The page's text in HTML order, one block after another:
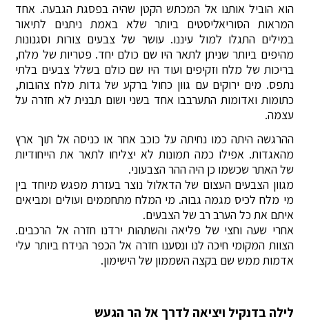
הוא הוביל אותנו אל המכתש הקטן שהיה בפסגת הגבעה. אחד
המראות הסוריאליסטים ביותר שלא באמת ניתנים לתיאור
במילים התגלו למול עיננו. עושר של צבעים צורות וסגנונות
מהיפים ביותר שניתן לתאר היו שם כולם יחד. פטריות של מלח,
בריכות של מלח וזקיפים ועוד היו שם כולם בשלל צבעים בלתי
נתפס. מים ירוקים עם גוון כחול ברקע של גדות מלח צהובות,
כתומות ואדומות התערבבו אחד בשני ושום תבנית לא חזרה על
עצמה.
ההרגשה היתה כמו נחיתה על כוכב אחר או כניסה אל תוך ארץ
מהאגדות. אפילו כמה תמונות לא יצליחו לתאר את הייחודיות
של האתר שכשמו כן היה ההר הצבעוני.
מגוון הצבעים העצום של הדאלול נוצר בעזרת מפגש מיוחד בין
מי מלח לכיס מגמה גבוה. מי המלח מתחממים ועולים ומביאים
איתם את כל הערב רב של הצבעים.
אחרי שעה וחצי של פליאה והשתהות ירדנו חזרה אל הרכבים.
הצוות המקומי חיכה לנו ונסענו חזרה אל הכפר הנידח ביותר עלי
אדמות ממש שם בקצה השממון של הישימון.
לילה בדנקיל ויציאה לדרך אל הר הגעש